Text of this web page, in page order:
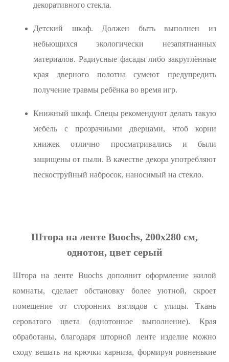
декоративного стекла.
Детский шкаф. Должен быть выполнен из
небьющихся экологически незапятнанных
материалов. Радиусные фасады либо закруглённые
края дверного полотна сумеют предупредить
получение травмы ребёнка во время игр.
Книжный шкаф. Спецы рекомендуют делать такую
мебель с прозрачными дверцами, чтоб корни
книжек отлично просматривались и были
защищены от пыли. В качестве декора употребляют
пескоструйный набросок, наносимый на стекло.
Штора на ленте Buochs, 200x280 см,
однотон, цвет серый
Штора на ленте Buochs дополнит оформление жилой
комнаты, сделает обстановку более уютной, скроет
помещение от сторонних взглядов с улицы. Ткань
сероватого цвета (однотонное выполнение). Края
обработаны, благодаря шторной ленте изделие можно
сходу вешать на крючки карниза, формируя ровненькие